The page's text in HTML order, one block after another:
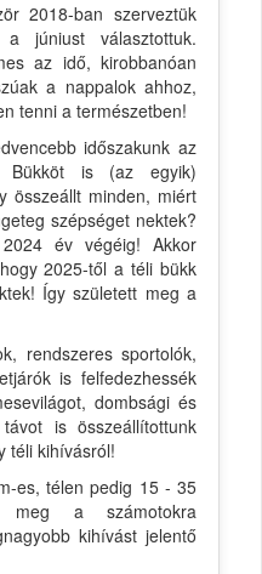
2018-ban szerveztük
júniust választottuk.
az idő, kirobbanóan
a nappalok ahhoz,
tenni a természetben!
időszakunk az
Bükköt is (az egyik)
összeállt minden, miért
szépséget nektek?
év végéig! Akkor
2025-től a téli bükk
Így született meg a
rendszeres sportolók,
is felfedezhessék
dombsági és
is összeállítottunk
téli kihívásról!
es, télen pedig 15 - 35
meg a számotokra
kihívást jelentő